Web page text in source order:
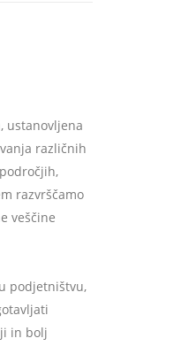
ustanovljena
različnih
razvrščamo
veščine
podjetništvu,
in bolj